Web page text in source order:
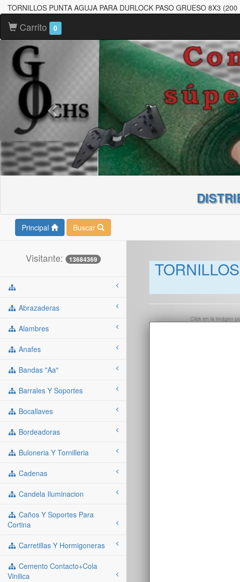
TORNILLOS PUNTA AGUJA PARA DURLOCK PASO GRUESO 8X3
Carrito 0
Principal Buscar
Visitante: 13684369
Abrazaderas
Alambres
Anafes
Bandas "aa"
Barrales Y Soportes
Bocallaves
Bordeadoras
Buloneria Y Tornilleria
Cadenas
Candela Iluminacion
Caños Y Soportes Para
Cortina
Carretillas Y Hormigoneras
Cemento Contacto+cola
Vinilica
Click en la imágen